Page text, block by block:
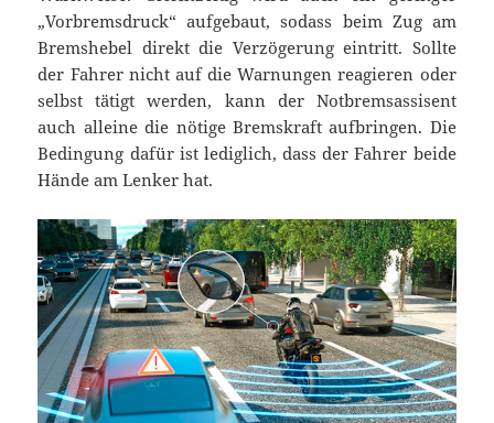
„Vorbremsdruck“ aufgebaut, sodass beim Zug am
Bremshebel direkt die Verzögerung eintritt. Sollte
der Fahrer nicht auf die Warnungen reagieren oder
selbst tätigt werden, kann der Notbremsassisent
auch alleine die nötige Bremskraft aufbringen. Die
Bedingung dafür ist lediglich, dass der Fahrer beide
Hände am Lenker hat.